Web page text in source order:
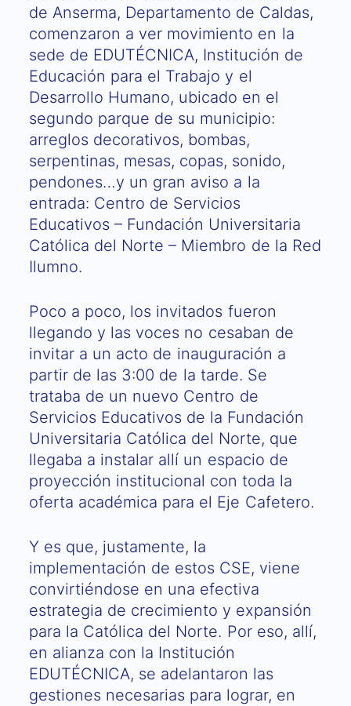
de Anserma, Departamento de Caldas,
comenzaron a ver movimiento en la
sede de EDUTÉCNICA, Institución de
Educación para el Trabajo y el
Desarrollo Humano, ubicado en el
segundo parque de su municipio:
arreglos decorativos, bombas,
serpentinas, mesas, copas, sonido,
pendones…y un gran aviso a la
entrada: Centro de Servicios
Educativos – Fundación Universitaria
Católica del Norte – Miembro de la Red
Ilumno.
Poco a poco, los invitados fueron
llegando y las voces no cesaban de
invitar a un acto de inauguración a
partir de las 3:00 de la tarde. Se
trataba de un nuevo Centro de
Servicios Educativos de la Fundación
Universitaria Católica del Norte, que
llegaba a instalar allí un espacio de
proyección institucional con toda la
oferta académica para el Eje Cafetero.
Y es que, justamente, la
implementación de estos CSE, viene
convirtiéndose en una efectiva
estrategia de crecimiento y expansión
para la Católica del Norte. Por eso, allí,
en alianza con la Institución
EDUTÉCNICA, se adelantaron las
gestiones necesarias para lograr, en